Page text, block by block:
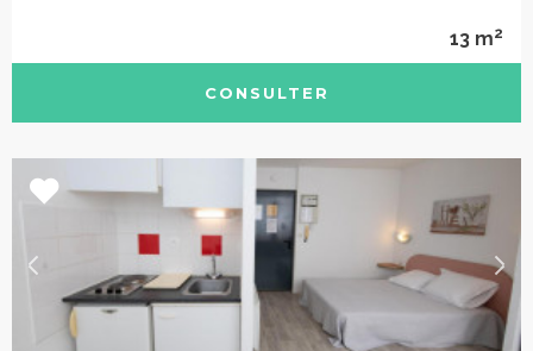
13 m2
CONSULTER